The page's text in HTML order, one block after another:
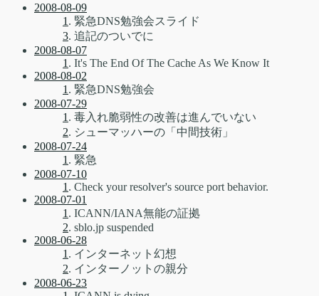
2008-08-09
1 . 緊急DNS勉強会スライド
3. 追記のついでに
2008-08-07
1 . It's The End Of The Cache As We Know It
2008-08-02
1 . 緊急DNS勉強会
2008-07-29
1 . 毒入れ脆弱性の改善は進んでいない
2. シューマッハーの「中間技術」
2008-07-24
1 . 緊急
2008-07-10
1 . Check your resolver's source port behavior.
2008-07-01
1 . ICANN/IANA無能の証拠
2. sblo.jp suspended
2008-06-28
1 . インターネット幻想
2. インターノットの親分
2008-06-23